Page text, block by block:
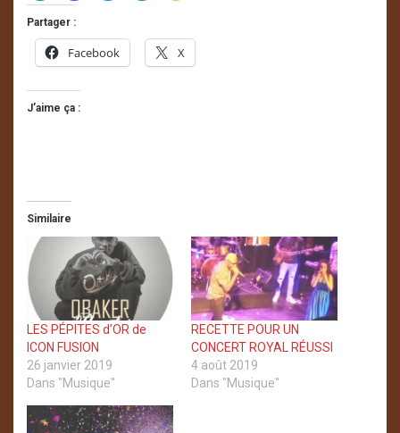
Partager :
Facebook X
J’aime ça :
Similaire
LES PÉPITES d’OR de
ICON FUSION
26 janvier 2019
Dans "Musique"
RECETTE POUR UN
CONCERT ROYAL RÉUSSI
4 août 2019
Dans "Musique"